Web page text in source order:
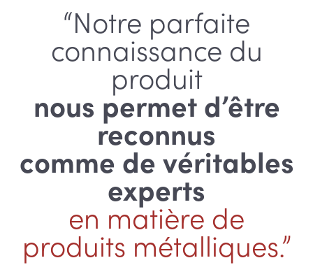
“Notre parfaite
connaissance du
produit
nous permet d’être
reconnus
comme de véritables
experts
en matière de
produits métalliques.”